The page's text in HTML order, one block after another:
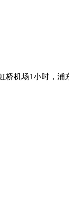
机场1小时，浦